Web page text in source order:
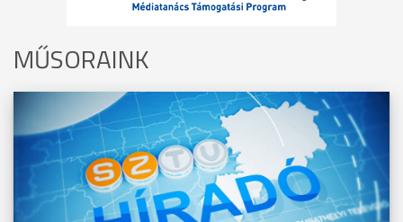
MŰSORAINK